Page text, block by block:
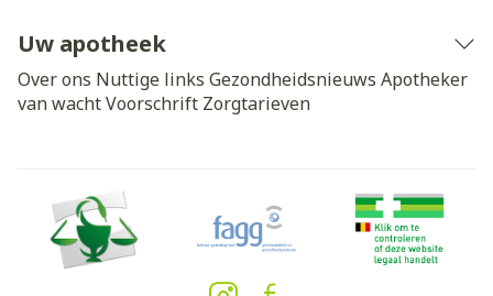
Uw apotheek
Over ons Nuttige links Gezondheidsnieuws Apotheker
van wachtVoorschrift Zorgtarieven